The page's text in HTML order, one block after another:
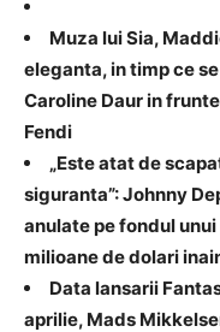
Muza lui Sia,
eleganta, in timp ce
Caroline Daur in
Fendi
„Este atat de
siguranta”: Johnny
anulate pe fondul
milioane de dolari
Data lansarii
aprilie, Mads